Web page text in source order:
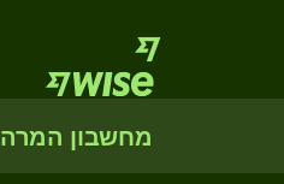
מחשבון המרה